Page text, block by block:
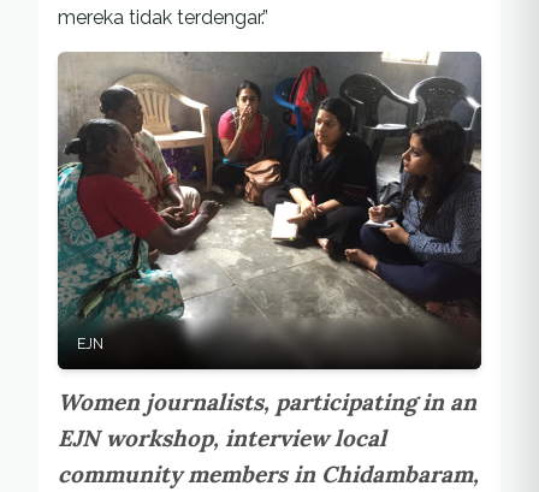
mereka tidak terdengar.”
EJN
Women journalists, participating in an
EJN workshop, interview local
community members in Chidambaram,